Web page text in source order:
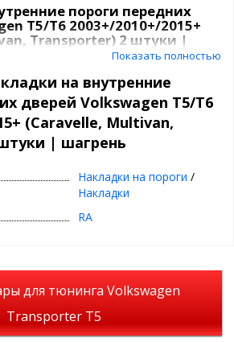
пороги передних
T5/T6 2003+/2010+/2015+
Transporter) 2 штуки |
мм
(АБС-пластик)-2 шт., двухсторонний скотч
внутренней части порогов передних
покрытия. В том случае, если
порогов передних дверей Вашего
с помощью установки накладок
царапины и сколы.
Показать полностью
на внутренние
дверей Volkswagen T5/T6
(Caravelle, Multivan,
| шагрень
Накладки на пороги /
Накладки
RA
для тюнинга Volkswagen
Transporter T5